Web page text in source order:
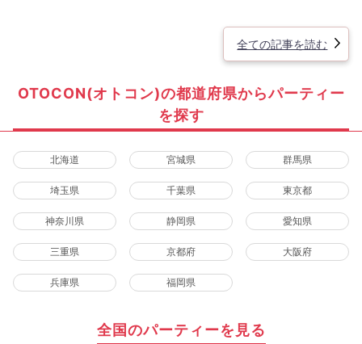
全ての記事を読む
OTOCON(オトコン)の都道府県からパーティー
を探す
北海道 宮城県 群馬県
埼玉県 千葉県 東京都
神奈川県 静岡県 愛知県
三重県 京都府 大阪府
兵庫県 福岡県
全国のパーティーを見る